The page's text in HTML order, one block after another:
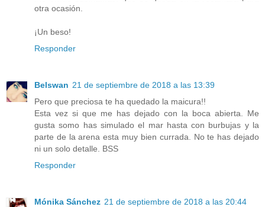
otra ocasión.
¡Un beso!
Responder
Belswan 21 de septiembre de 2018 a las 13:39
Pero que preciosa te ha quedado la maicura!!
Esta vez si que me has dejado con la boca abierta. Me
gusta somo has simulado el mar hasta con burbujas y la
parte de la arena esta muy bien currada. No te has dejado
ni un solo detalle. BSS
Responder
Mónika Sánchez 21 de septiembre de 2018 a las 20:44